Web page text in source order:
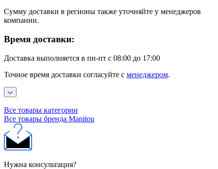
Сумму доставки в регионы также уточняйте у менеджеров
компании.
Время доставки:
Доставка выполняется в пн-пт с 08:00 до 17:00
Точное время доставки согласуйте с менеджером.
Все товары категории
Все товары бренда Manitou
Нужна консультация?